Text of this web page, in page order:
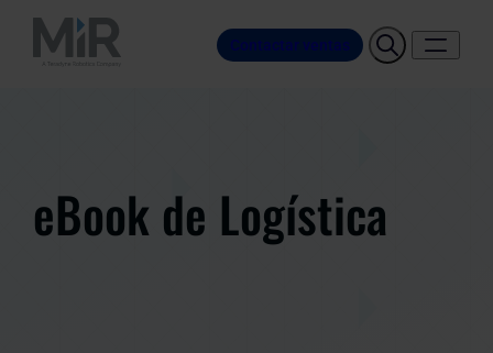
Contactar ventas
eBook de Logística